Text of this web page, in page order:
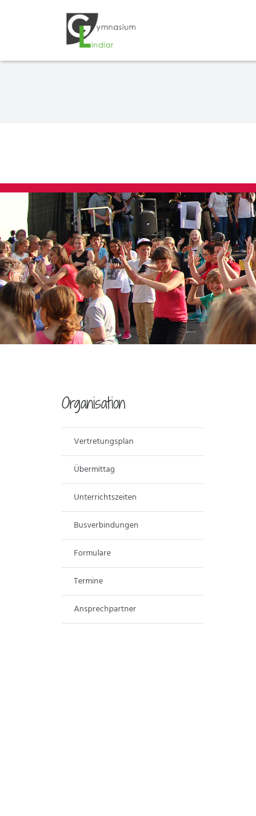
Organisation
Vertretungsplan
Übermittag
Unterrichtszeiten
Busverbindungen
Formulare
Termine
Ansprechpartner